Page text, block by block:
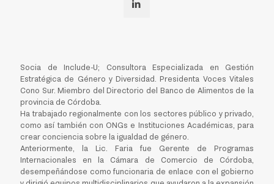
Socia de Include-U; Consultora Especializada en Gestión
Estratégica de Género y Diversidad. Presidenta Voces Vitales
Cono Sur. Miembro del Directorio del Banco de Alimentos de la
provincia de Córdoba.
Ha trabajado regionalmente con los sectores público y privado,
como así también con ONGs e Instituciones Académicas, para
crear conciencia sobre la igualdad de género.
Anteriormente, la Lic. Faria fue Gerente de Programas
Internacionales en la Cámara de Comercio de Córdoba,
desempeñándose como funcionaria de enlace con el gobierno